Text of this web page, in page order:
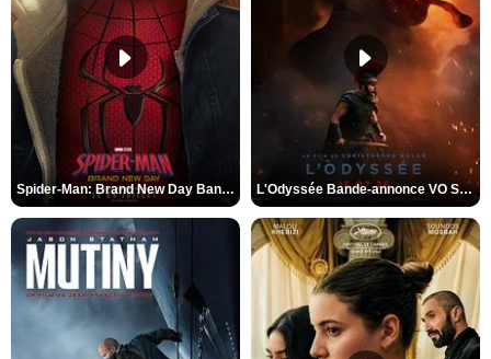
Spider-Man: Brand New Day Bande-annonce VO STFR L'Odyssée Bande-annonce VO STFR